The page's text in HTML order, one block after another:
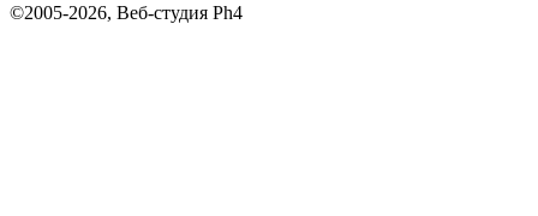
©2005-2026, Веб-студия Ph4